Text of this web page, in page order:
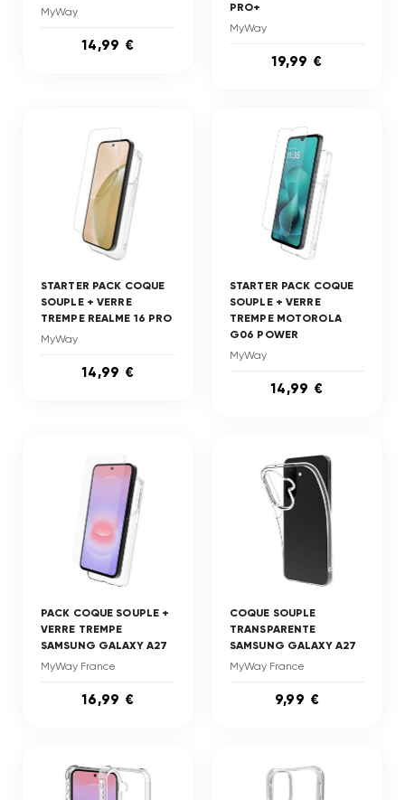
MyWay
14,99 €
PRO+
MyWay
19,99 €
STARTER PACK COQUE
SOUPLE + VERRE
TREMPE REALME 16 PRO
MyWay
14,99 €
STARTER PACK COQUE
SOUPLE + VERRE
TREMPE MOTOROLA
G06 POWER
MyWay
14,99 €
PACK COQUE SOUPLE +
VERRE TREMPE
SAMSUNG GALAXY A27
MyWay France
16,99 €
COQUE SOUPLE
TRANSPARENTE
SAMSUNG GALAXY A27
MyWay France
9,99 €